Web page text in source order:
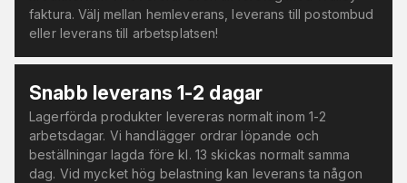
faktura. Välj mellan hemleverans, leverans till postombud
eller leverans till arbetsplatsen!
Snabb leverans 1-2 dagar
Lagerförda produkter levereras normalt inom 1-2
arbetsdagar. Vi handlägger ordrar löpande och
beställningar lagda före kl. 13 skickas normalt samma
dag. Vid mycket hög belastning kan leverans ta någon